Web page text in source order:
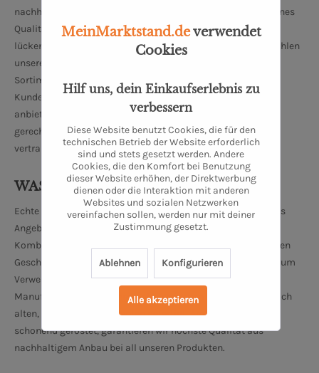
nachhaltige Kaffee- und Teekompositionen. Unser hauseigenes
Qualitätsmanagement garantiert zu jeder Erntephase eine
lückenlose Rückstandsprüfung. Während dieser Prüfung wählen
unsere erfahrenen Mitarbeiter besondere Produkte für unser
Sortiment aus. Auf diese Art und Weise können wir unseren
Kunden die besten Kaffee- und Teesorten aus aller Welt
anbieten. Um unseren hohen Qualitätsstandards dauerhaft
gerecht zu werden arbeiten wir eng und ausschließlich mit
vertrauenswürdigen Zulieferern zusammen.
WAS BIETEN WIR AN?
Echte Raritäten und regionale Köstlichkeiten bestimmen das
Angebot unserer Oldenburger Manufaktur. Einzigartige
Kombinationen, geprägt von Qualität und einem einzigartigen
Geschmackserlebnis, laden zum Entdecken, Genießen und zum
Verweilen in unserer liebevoll eingerichteten Oldenburger
Manufaktur ein. Viele unserer hauseigenen Produkte sind nach
alten, traditionellen Rezepten gefertigt. Aromatisch und
schonend geröstet, garantieren wir höchste Qualität aus
nachhaltigem Anbau bei all unseren Produkten.
MeinMarktstand.deverwendet
Cookies
Hilf uns, dein Einkaufserlebnis zu
verbessern
Diese Website benutzt Cookies, die für den
technischen Betrieb der Website erforderlich
sind und stets gesetzt werden. Andere
Cookies, die den Komfort bei Benutzung
dieser Website erhöhen, der Direktwerbung
dienen oder die Interaktion mit anderen
Websites und sozialen Netzwerken
vereinfachen sollen, werden nur mit deiner
Zustimmung gesetzt.
Ablehnen Konfigurieren
Alle akzeptieren